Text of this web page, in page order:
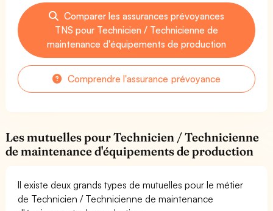
Comparer les assurances prévoyances
TNS pour Technicien / Technicienne de
maintenance d'équipements de production
Comprendre l'assurance prévoyance
Les mutuelles pour Technicien / Technicienne
de maintenance d'équipements de production
Il existe deux grands types de mutuelles pour le métier
de Technicien / Technicienne de maintenance